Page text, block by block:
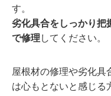
す。
劣化具合をしっかり把
で修理 してください。
屋根材の修理や劣化具
は心もとないと感じる